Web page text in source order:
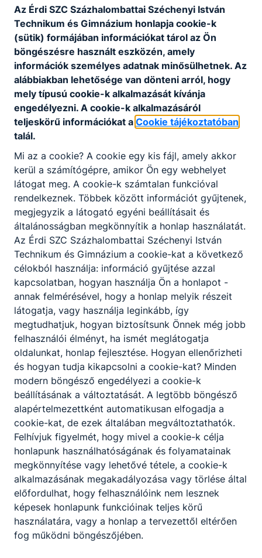
iskolavédőnő
ÁNTSZ
azonosító:
001290535
István Technikum és
Gimnázium
Szerda: Kőrösi
Sándor Sportiskolai
Általános Iskola
Csütörtök: Érdi SZC
Százhalombattai
István Technikum és
Gimnázium
iskola
Kérem használják
melletti postaládát!
Partnereink
Az Érdi SZC Százhalombattai Széchenyi István
Technikum és Gimnázium honlapja cookie-k
(sütik) formájában információkat tárol az Ön
böngészésre használt eszközén, amely
információk személyes adatnak minősülhetnek. Az
alábbiakban lehetősége van dönteni arról, hogy
mely típusú cookie-k alkalmazását kívánja
engedélyezni. A cookie-k alkalmazásáról
teljeskörű információkat a Cookie tájékoztatóban
talál.
Mi az a cookie? A cookie egy kis fájl, amely akkor
kerül a számítógépre, amikor Ön egy webhelyet
látogat meg. A cookie-k számtalan funkcióval
rendelkeznek. Többek között információt gyűjtenek,
megjegyzik a látogató egyéni beállításait és
általánosságban megkönnyítik a honlap használatát.
Az Érdi SZC Százhalombattai Széchenyi István
Technikum és Gimnázium a cookie-kat a következő
célokból használja: információ gyűjtése azzal
kapcsolatban, hogyan használja Ön a honlapot -
annak felmérésével, hogy a honlap melyik részeit
látogatja, vagy használja leginkább, így
megtudhatjuk, hogyan biztosítsunk Önnek még jobb
felhasználói élményt, ha ismét meglátogatja
oldalunkat, honlap fejlesztése. Hogyan ellenőrizheti
és hogyan tudja kikapcsolni a cookie-kat? Minden
modern böngésző engedélyezi a cookie-k
beállításának a változtatását. A legtöbb böngésző
alapértelmezettként automatikusan elfogadja a
cookie-kat, de ezek általában megváltoztathatók.
Felhívjuk figyelmét, hogy mivel a cookie-k célja
honlapunk használhatóságának és folyamatainak
megkönnyítése vagy lehetővé tétele, a cookie-k
alkalmazásának megakadályozása vagy törlése által
előfordulhat, hogy felhasználóink nem lesznek
képesek honlapunk funkcióinak teljes körű
használatára, vagy a honlap a tervezettől eltérően
fog működni böngészőjében.